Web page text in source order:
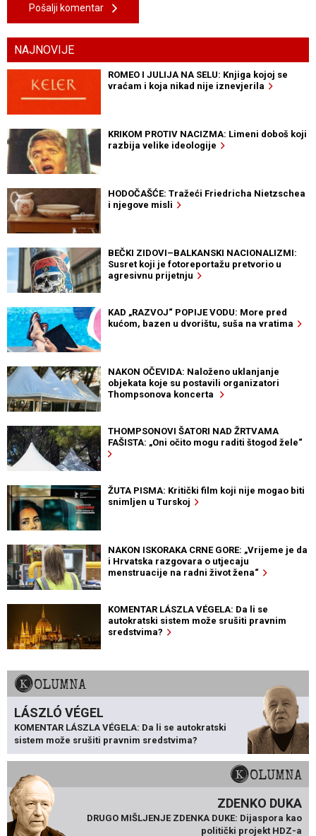
Pošalji komentar
NAJNOVIJE
ROMEO I JULIJA NA SELU: Knjiga kojoj se
vraćam i koja nikad nije iznevjerila
KRIKOM PROTIV NACIZMA: Limeni doboš koji
razbija velike ideologije
HODOČAŠĆE: Tražeći Friedricha Nietzschea
i njegove misli
BEČKI ZIDOVI–BALKANSKI NACIONALIZMI:
Susret koji je fotoreportažu pretvorio u
agresivnu prijetnju
KAD „RAZVOJ“ POPIJE VODU: More pred
kućom, bazen u dvorištu, suša na vratima
NAKON OČEVIDA: Naloženo uklanjanje
objekata koje su postavili organizatori
Thompsonova koncerta
THOMPSONOVI ŠATORI NAD ŽRTVAMA
FAŠISTA: „Oni očito mogu raditi štogod žele“
ŽUTA PISMA: Kritički film koji nije mogao biti
snimljen u Turskoj
NAKON ISKORAKA CRNE GORE: „Vrijeme je da
i Hrvatska razgovara o utjecaju
menstruacije na radni život žena“
KOMENTAR LÁSZLA VÉGELA: Da li se
autokratski sistem može srušiti pravnim
sredstvima?
KOLUMNA
LÁSZLÓ VÉGEL
KOMENTAR LÁSZLA VÉGELA: Da li se autokratski
sistem može srušiti pravnim sredstvima?
KOLUMNA
ZDENKO DUKA
DRUGO MIŠLJENJE ZDENKA DUKE: Dijaspora kao
politički projekt HDZ-a